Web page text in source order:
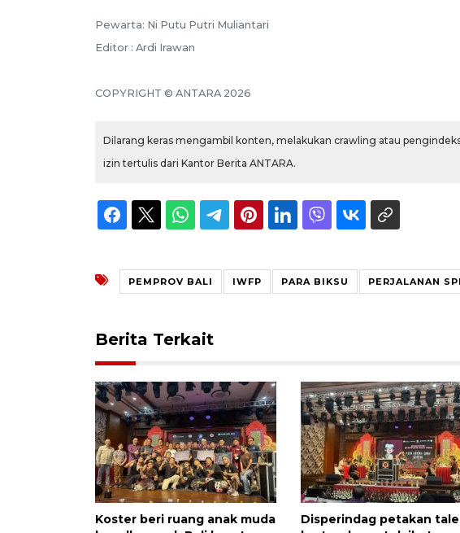
Pewarta: Ni Putu Putri Muliantari
Editor : Ardi Irawan
COPYRIGHT © ANTARA 2026
Dilarang keras mengambil konten, melakukan crawling atau
izin tertulis dari Kantor Berita ANTARA.
PEMPROV BALI IWFP PARA BIKSU PERJALANAN
Berita Terkait
Koster beri ruang anak muda
Disperindag petakan